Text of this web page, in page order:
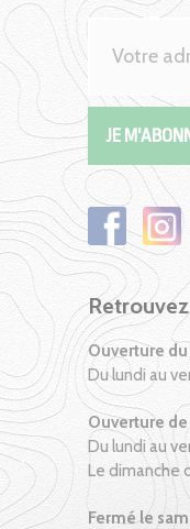
Ouverture
Du lundi au
Ouverture
Du lundi au
Le dimanche
Fermé le